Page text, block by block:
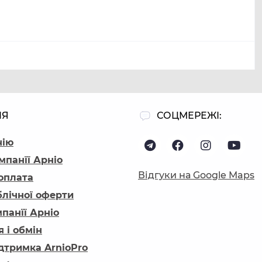
Арніо
оферти
Арніо
і обмін
ArnioPro
СОЦМЕРЕЖІ:
Відгуки на Google Maps